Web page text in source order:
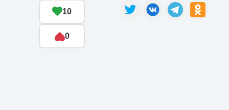
10
0